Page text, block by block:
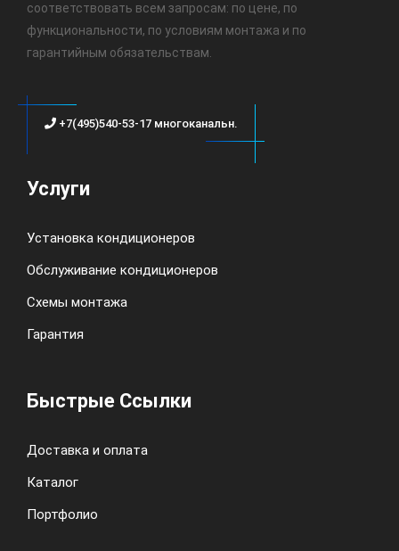
соответствовать всем запросам: по цене, по
функциональности, по условиям монтажа и по
гарантийным обязательствам.
+7(495)540-53-17 многоканальн.
Услуги
Установка кондиционеров
Обслуживание кондиционеров
Схемы монтажа
Гарантия
Быстрые Ссылки
Доставка и оплата
Каталог
Портфолио